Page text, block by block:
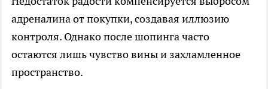
адреналина от покупки, создавая иллюзию
контроля. Однако после шопинга часто
остаются лишь чувство вины и захламленное
пространство.